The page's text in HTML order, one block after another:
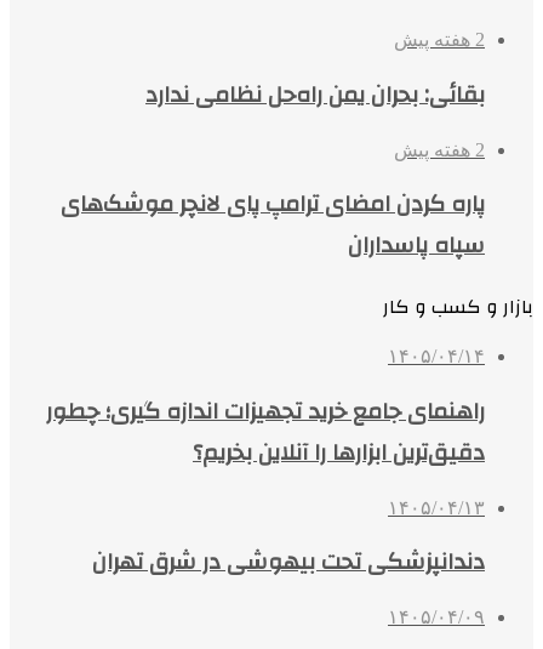
2 هفته پیش
بقائی: بحران یمن راه‌حل نظامی ندارد
2 هفته پیش
پاره کردن امضای ترامپ پای لانچر موشک‌های
سپاه پاسداران
بازار و کسب و کار
۱۴۰۵/۰۴/۱۴
راهنمای جامع خرید تجهیزات اندازه گیری؛ چطور
دقیق‌ترین ابزارها را آنلاین بخریم؟
۱۴۰۵/۰۴/۱۳
دندانپزشکی تحت بیهوشی در شرق تهران
۱۴۰۵/۰۴/۰۹